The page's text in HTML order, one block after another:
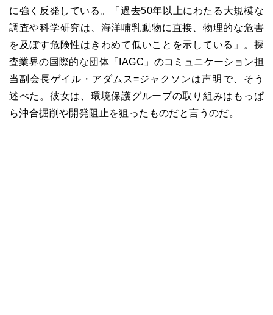
に強く反発している。「過去50年以上にわたる大規模な
調査や科学研究は、海洋哺乳動物に直接、物理的な危害
を及ぼす危険性はきわめて低いことを示している」。探
査業界の国際的な団体「IAGC」のコミュニケーション担
当副会長ゲイル・アダムス=ジャクソンは声明で、そう
述べた。彼女は、環境保護グループの取り組みはもっぱ
ら沖合掘削や開発阻止を狙ったものだと言うのだ。